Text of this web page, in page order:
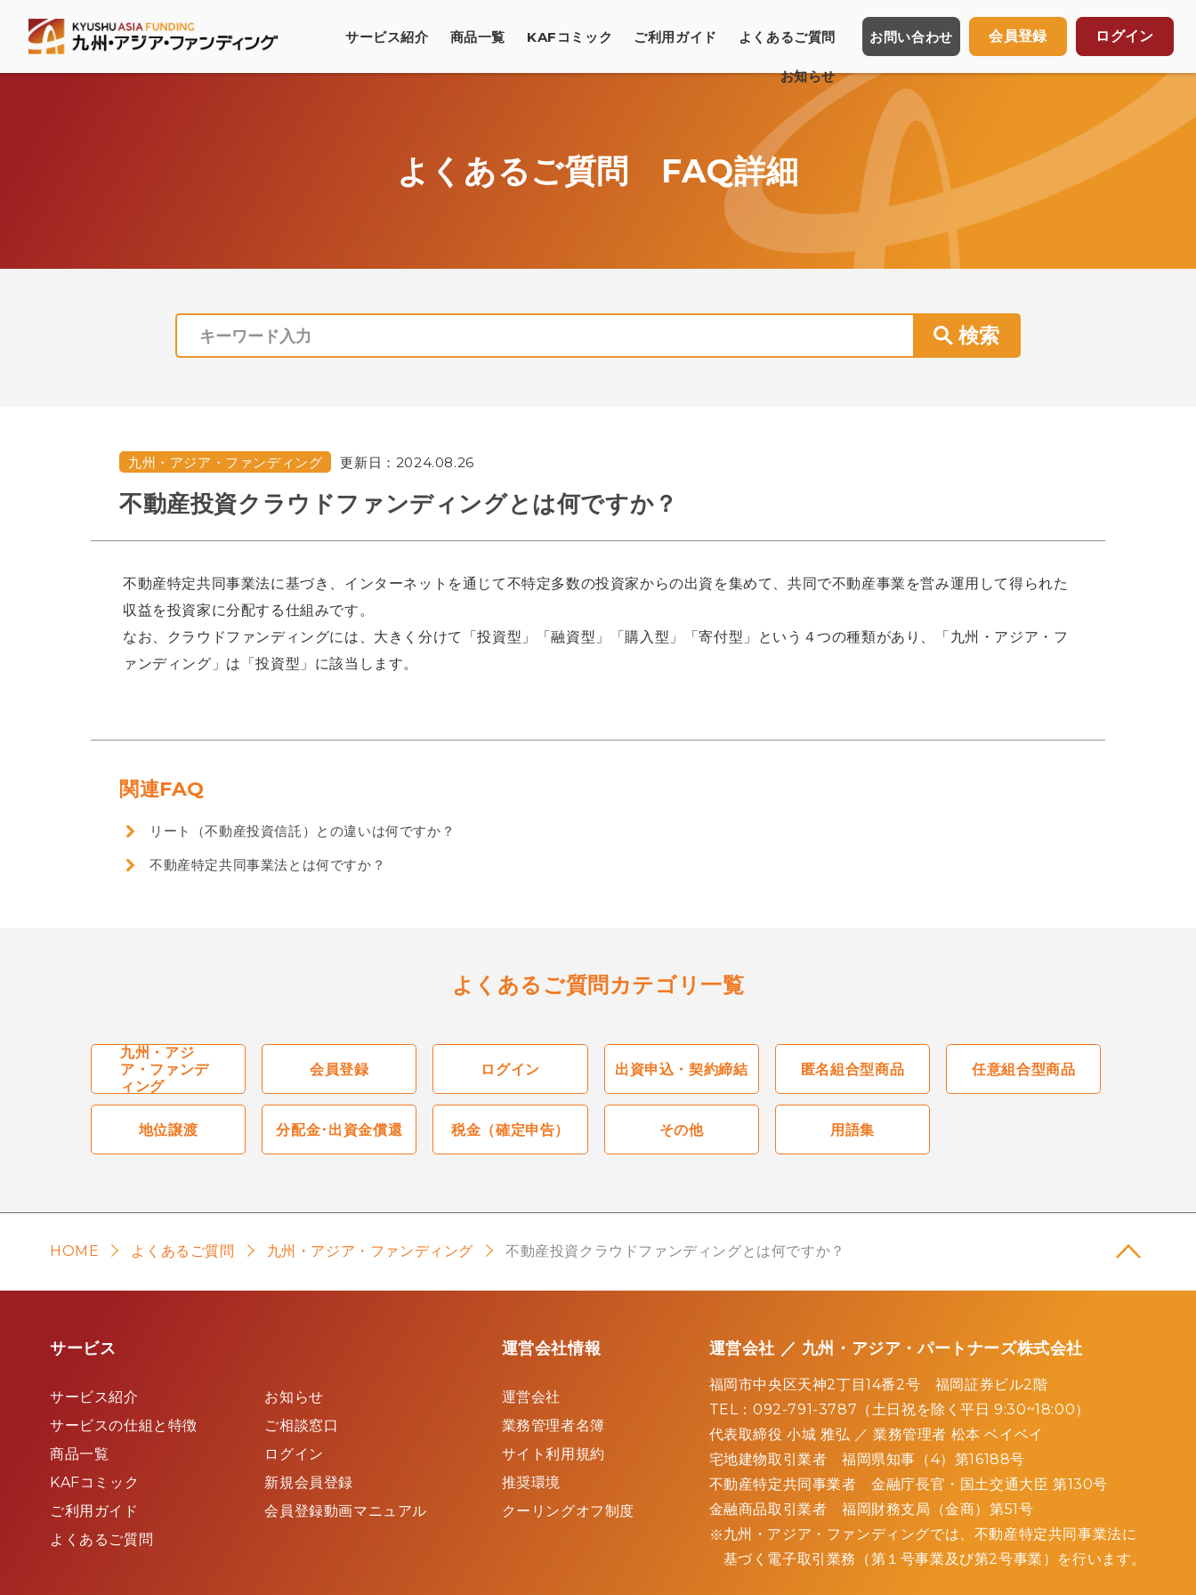
お問い合わせ 会員登録 ログイン
サービス紹介 商品一覧 KAFコミック ご利用ガイド
キャンセル・クーリングオフ地位譲渡の取扱いについて
よくあるご質問
お知らせ
よくあるご質問 FAQ詳細
九州・アジア・ファンディング 更新日： 2024.08.26
不動産投資クラウドファンディングとは何ですか？
不動産特定共同事業法に基づき、インターネットを通じて不特定多数の投資家からの出資を集めて、共同で不動産事業を営み運用して得られた
収益を投資家に分配する仕組みです。
なお、クラウドファンディングには、大きく分けて「投資型」「融資型」「購入型」「寄付型」という４つの種類があり、「九州・アジア・フ
ァンディング」は「投資型」に該当します。
関連FAQ
リート（不動産投資信託）との違いは何ですか？
不動産特定共同事業法とは何ですか？
よくあるご質問カテゴリ一覧
九州・アジ
ア・ファンデ
ィング
会員登録 ログイン 出資申込・契約締結 匿名組合型商品 任意組合型商品
地位譲渡 分配金･出資金償還 税金（確定申告） その他 用語集
HOME よくあるご質問 九州・アジア・ファンディング 不動産投資クラウドファンディングとは何ですか？
サービス
サービス紹介
サービスの仕組と特徴
商品一覧
KAFコミック
ご利用ガイド
よくあるご質問
お知らせ
ご相談窓口
ログイン
新規会員登録
会員登録動画マニュアル
運営会社情報
運営会社
業務管理者名簿
サイト利用規約
推奨環境
クーリングオフ制度
運営会社 ／ 九州・アジア・パートナーズ株式会社
福岡市中央区天神2丁目14番2号 福岡証券ビル2階
TEL：092-791-3787（土日祝を除く平日 9:30~18:00）
代表取締役 小城 雅弘 ／ 業務管理者 松本 ベイベイ
宅地建物取引業者 福岡県知事（4）第16188号
不動産特定共同事業者 金融庁長官・国土交通大臣 第130号
金融商品取引業者 福岡財務支局（金商）第51号
九州・アジア・ファンディングでは、不動産特定共同事業法に
基づく電子取引業務（第１号事業及び第2号事業）を行います。